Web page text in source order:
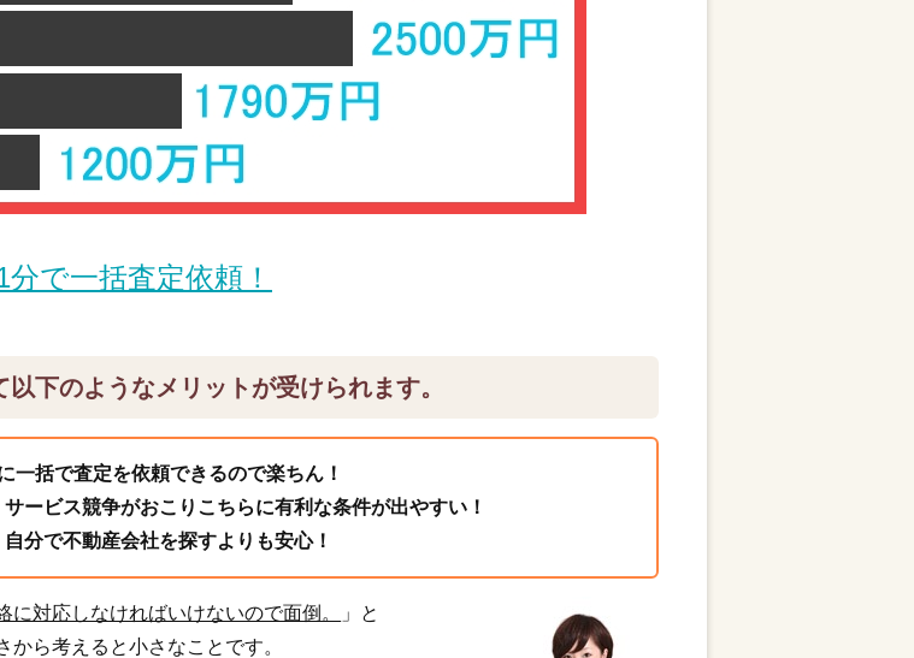
で一括査定依頼！
下のようなメリットが受けられます。
一括で査定を依頼できるので楽ちん！
ービス競争がおこりこちらに有利な条件が出やすい！
分で不動産会社を探すよりも安心！
に対応しなければいけないので面倒。
」と
ら考えると小さなことです。